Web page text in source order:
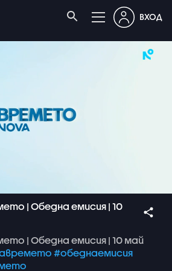
ВХОД
| Обедна емисия | 10
| Обедна емисия | 10 май
#обеднаемисия